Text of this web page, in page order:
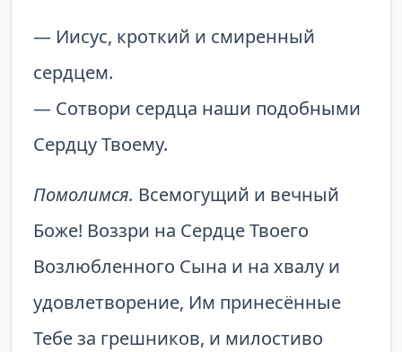
— Иисус, кроткий и смиренный
сердцем.
— Сотвори сердца наши подобными
Сердцу Твоему.
Помолимся. Всемогущий и вечный
Боже! Воззри на Сердце Твоего
Возлюбленного Сына и на хвалу и
удовлетворение, Им принесённые
Тебе за грешников, и милостиво